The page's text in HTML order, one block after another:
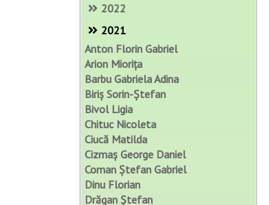
2022
2021
Anton Florin Gabriel
Arion Miorița
Barbu Gabriela Adina
Biriș Sorin-Ștefan
Bivol Ligia
Chituc Nicoleta
Ciucă Matilda
Cizmaș George Daniel
Coman Ștefan Gabriel
Dinu Florian
Drăgan Ștefan